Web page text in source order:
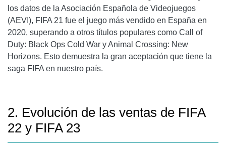
los datos de la Asociación Española de Videojuegos
(AEVI), FIFA 21 fue el juego más vendido en España en
2020, superando a otros títulos populares como Call of
Duty: Black Ops Cold War y Animal Crossing: New
Horizons. Esto demuestra la gran aceptación que tiene la
saga FIFA en nuestro país.
2. Evolución de las ventas de FIFA
22 y FIFA 23